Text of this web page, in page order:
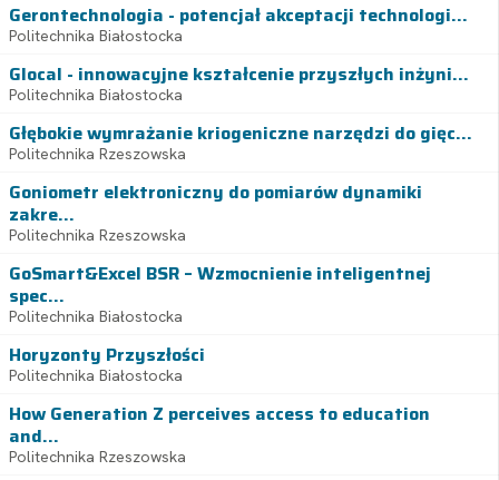
Gerontechnologia - potencjał akceptacji technologi...
Politechnika Białostocka
Glocal - innowacyjne kształcenie przyszłych inżyni...
Politechnika Białostocka
Głębokie wymrażanie kriogeniczne narzędzi do gięc...
Politechnika Rzeszowska
Goniometr elektroniczny do pomiarów dynamiki
zakre...
Politechnika Rzeszowska
GoSmart&Excel BSR – Wzmocnienie inteligentnej
spec...
Politechnika Białostocka
Horyzonty Przyszłości
Politechnika Białostocka
How Generation Z perceives access to education
and...
Politechnika Rzeszowska